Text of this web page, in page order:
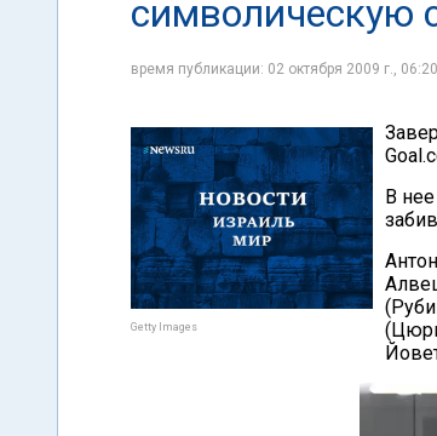
символическую
время публикации: 02 октября 2009 г.,
Getty Images
В